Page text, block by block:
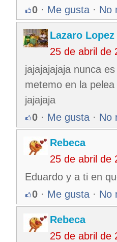
0 · Me gusta · No
Lazaro Lopez
25 de abril de
jajajajajaja nunca
metemo en la
jajajaja
0 · Me gusta · No
Rebeca
25 de abril de
Eduardo y a ti en
0 · Me gusta · No
Rebeca
25 de abril de